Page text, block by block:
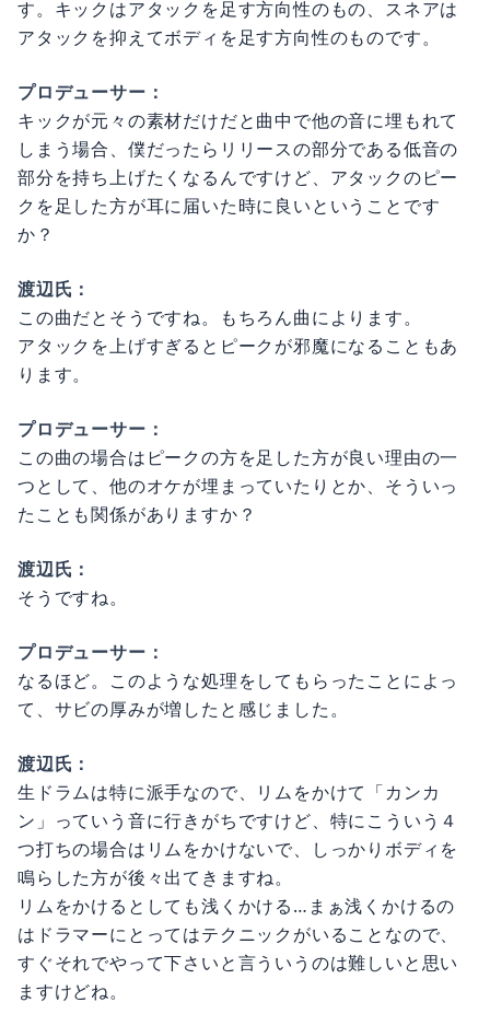
す。キックはアタックを足す方向性のもの、スネアは
アタックを抑えてボディを足す方向性のものです。
プロデューサー：
キックが元々の素材だけだと曲中で他の音に埋もれて
しまう場合、僕だったらリリースの部分である低音の
部分を持ち上げたくなるんですけど、アタックのピー
クを足した方が耳に届いた時に良いということです
か？
渡辺氏：
この曲だとそうですね。もちろん曲によります。
アタックを上げすぎるとピークが邪魔になることもあ
ります。
プロデューサー：
この曲の場合はピークの方を足した方が良い理由の一
つとして、他のオケが埋まっていたりとか、そういっ
たことも関係がありますか？
渡辺氏：
そうですね。
プロデューサー：
なるほど。このような処理をしてもらったことによっ
て、サビの厚みが増したと感じました。
渡辺氏：
生ドラムは特に派手なので、リムをかけて「カンカ
ン」っていう音に行きがちですけど、特にこういう４
つ打ちの場合はリムをかけないで、しっかりボディを
鳴らした方が後々出てきますね。
リムをかけるとしても浅くかける…まぁ浅くかけるの
はドラマーにとってはテクニックがいることなので、
すぐそれでやって下さいと言ういうのは難しいと思い
ますけどね。